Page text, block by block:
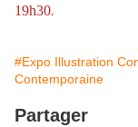
19h30.
#Expo Illustration
Contemporaine
Partager